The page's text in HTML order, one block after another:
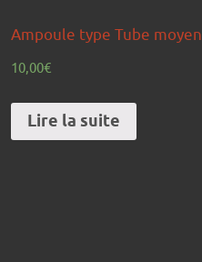
Ampoule type Tube moyen
10,00€
Lire la suite